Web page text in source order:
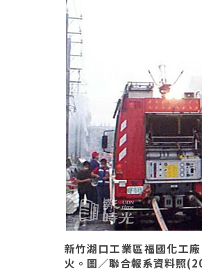
新竹湖口工業區福國化工
火。圖／聯合報系資料照